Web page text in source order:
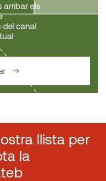
arribar els
canal
llista per
la